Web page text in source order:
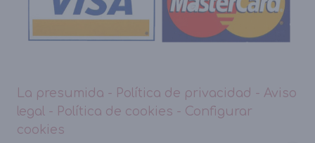
La presumida - Política de privacidad - Aviso
legal - Política de cookies - Configurar
cookies